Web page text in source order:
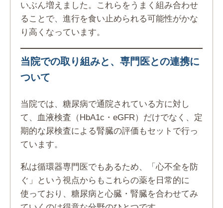
いぶん増えました。これらをうまく組み合わせ
ることで、進行を食い止められる可能性がかな
り高くなっています。
当院での取り組みと、専門医との連携に
ついて
当院では、糖尿病で通院されている方に対し
て、血液検査（HbA1c・eGFR）だけでなく、定
期的な尿検査による腎臓の評価もセットで行っ
ています。
私は循環器専門医でもあるため、「心不全を防
ぐ」という視点からもこれらの薬を日常的に
使っており、糖尿病と心臓・腎臓を合わせてみ